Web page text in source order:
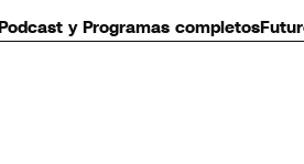
y Programas completos